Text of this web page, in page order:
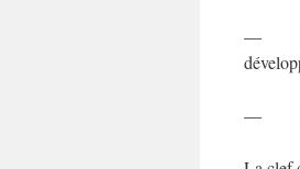
— La
— Les